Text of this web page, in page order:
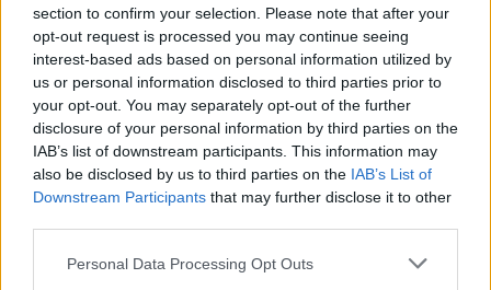
section to confirm your selection. Please note that after your
opt-out request is processed you may continue seeing
interest-based ads based on personal information utilized by
us or personal information disclosed to third parties prior to
your opt-out. You may separately opt-out of the further
disclosure of your personal information by third parties on the
IAB’s list of downstream participants. This information may
also be disclosed by us to third parties on the IAB’s List of
Downstream Participants that may further disclose it to other
Personal Data Processing Opt Outs